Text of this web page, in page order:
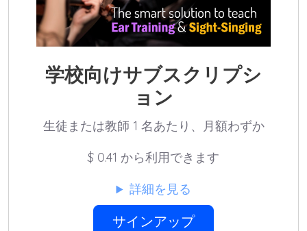
学校向けサブスクリプシ
ョン
生徒または教師 1 名あたり、月額わずか
$ 0.41 から利用できます
詳細を見る
サインアップ